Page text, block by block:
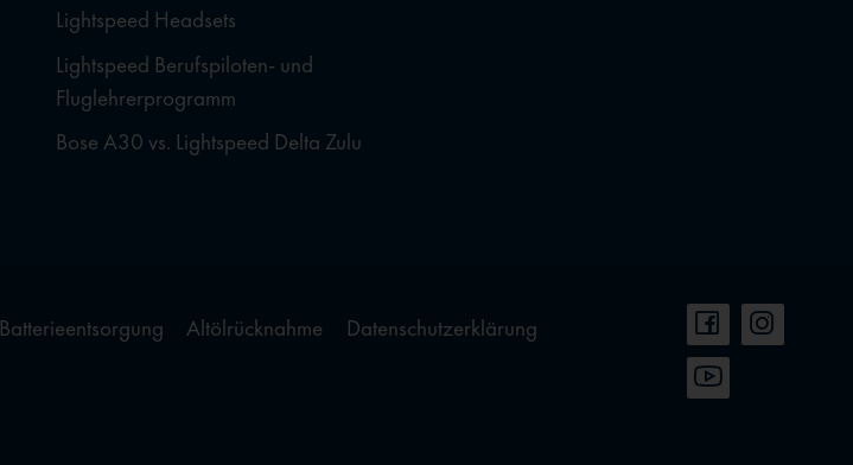
Lightspeed Headsets
Lightspeed Berufspiloten- und
Fluglehrerprogramm
Bose A30 vs. Lightspeed Delta Zulu
Batterieentsorgung Altölrücknahme
Datenschutzerklärung